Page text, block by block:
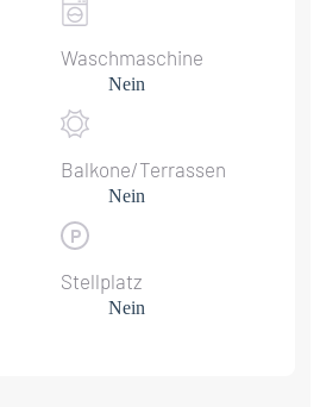
Waschmaschine
Nein
Balkone/Terrassen
Nein
Stellplatz
Nein